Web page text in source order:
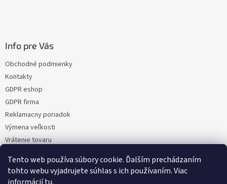
Tento web používa súbory cookie. Ďalším prechádzaním
tohto webu vyjadrujete súhlas s ich používaním. Viac
Info pre Vás
Obchodné podmienky
Kontakty
GDPR eshop
GDPR firma
Reklamacny poriadok
Výmena veľkosti
Vrátenie tovaru
Moja objednávka